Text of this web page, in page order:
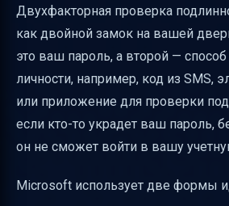
безопасности
Что делать, если не удаётся
Использование
Authenticator — краткая
Итоговая таблица: что нужно
погружения
Двухфакторная проверка
как двойной замок на вашей
это ваш пароль, а второй —
личности, например, код из SMS,
или приложение для проверки
если кто-то украдет ваш пароль,
он не сможет войти в вашу
Microsoft использует две формы